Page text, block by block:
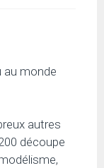
au monde
autres
découpe